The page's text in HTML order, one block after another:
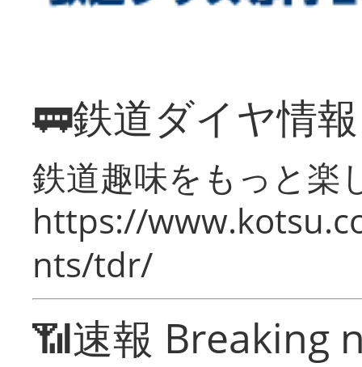
🚃鉄道ダイヤ情
鉄道趣味をもっと楽
https://
nts/tdr/
📶速報 Breaking